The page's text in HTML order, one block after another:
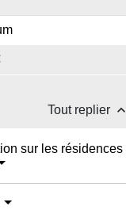
Tout replier keyboard_arrow_up
sur les résidences